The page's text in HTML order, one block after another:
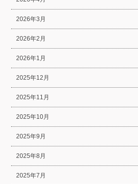
2026年3月
2026年2月
2026年1月
2025年12月
2025年11月
2025年10月
2025年9月
2025年8月
2025年7月